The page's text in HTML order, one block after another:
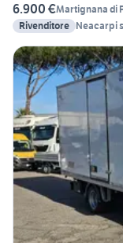
6.900 €Martignana di
Rivenditore Neacarpi